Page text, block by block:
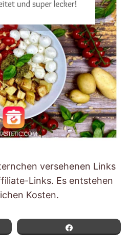
versehenen Links
Links. Es entstehen
Kosten.